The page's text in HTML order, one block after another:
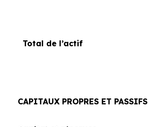
Total de l’actif
CAPITAUX PROPRES ET PASSIFS